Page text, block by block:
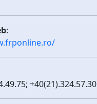
:
+40(21).324.57.30